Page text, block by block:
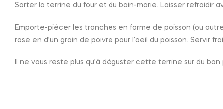
Sorter la terrine du four et du bain-marie. Laisser refroidir
Emporte-piécer les tranches en forme de poisson (ou
rose en d’un grain de poivre pour l’oeil du poisson. Servir
Il ne vous reste plus qu’à déguster cette terrine sur du